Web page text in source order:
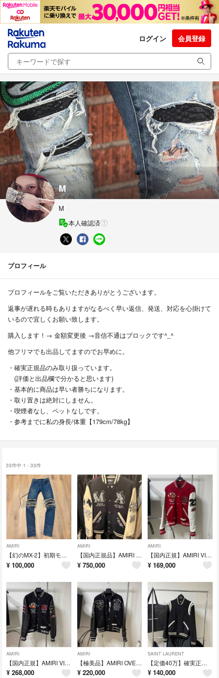
ログイン 会員登録
M
M
本人確認済
プロフィール
プロフィールをご覧いただきありがとうございます。
返事が遅れる時もありますがなるべく早い返信、発送、対応を心掛けて
いるので宜しくお願い致します。
購入します！→ 金額変更後 →音信不通はブロックです^_^
他フリマでも出品してますのでお早めに。
・確実正規品のみ取り扱っています。
(評価と出品欄で分かると思います)
・基本的に商品は早い者勝ちになります。
・取り置きは絶対にしません。
・喫煙者なし、ペットなしです。
・参考までに私の身長/体重【179cm/78kg】
33件中 1 - 33件
AMIRI
【幻のMX-2】初期モデル AMIRI MX2 アミリ MX1
¥ 100,000
AMIRI
【国内正規品】AMIRI ANGEL VARSITY JACKET L アミリ
¥ 750,000
AMIRI
【国内正規】AMIRI VINTAGE PATCH VARSITY アミリ L
¥ 169,000
AMIRI
【国内正規】AMIRI VINTAGE PATCH VARSITY アミリ L
¥ 268,000
AMIRI
【極美品】AMIRI OVERSIZED EAGLE VARSITY M アミリ
¥ 220,000
SAINT LAURENT
【定価40万】確実正規品 国内正規サンローラン テディジャケット サイズ46
¥ 140,000